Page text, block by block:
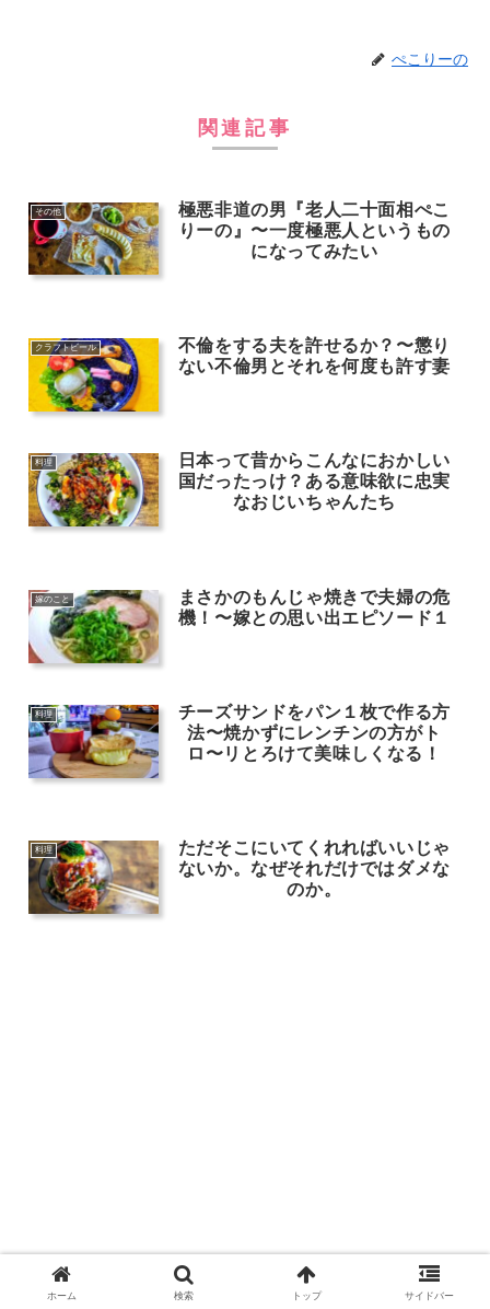
ぺこりーの
関連記事
その他
極悪非道の男『老人二十面相ぺこ
りーの』〜一度極悪人というもの
になってみたい
クラフトビール
不倫をする夫を許せるか？〜懲り
ない不倫男とそれを何度も許す妻
料理
日本って昔からこんなにおかしい
国だったっけ？ある意味欲に忠実
なおじいちゃんたち
嫁のこと
まさかのもんじゃ焼きで夫婦の危
機！〜嫁との思い出エピソード１
料理
チーズサンドをパン１枚で作る方
法〜焼かずにレンチンの方がト
ロ〜リとろけて美味しくなる！
料理
ただそこにいてくれればいいじゃ
ないか。なぜそれだけではダメな
のか。
ホーム 検索 トップ サイドバー